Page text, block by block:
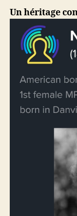
Un héritage